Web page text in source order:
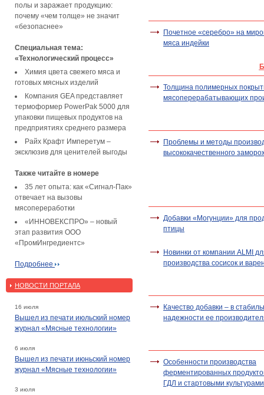
полы и заражает продукцию:
почему «чем толще» не значит
«безопаснее»
Специальная тема:
«Технологический процесс»
Химия цвета свежего мяса и
готовых мясных изделий
Компания GEA представляет
термоформер PowerPak 5000 для
упаковки пищевых продуктов на
предприятиях среднего размера
Райх Крафт Имперетум –
эксклюзив для ценителей выгоды
Также читайте в номере
35 лет опыта: как «Сигнал-Пак»
отвечает на вызовы
мясопереработки
«ИННОВЕКСПРО» – новый
этап развития ООО
«ПромИнгредиентс»
Подробнее
НОВОСТИ ПОРТАЛА
16 июля
Вышел из печати июльский номер
журнал «Мясные технологии»
6 июля
Вышел из печати июньский номер
журнал «Мясные технологии»
3 июля
Почетное «серебро» на
мяса индейки
Толщина полимерных
мясоперерабатывающих
Проблемы и методы
высококачественного
Добавки «Могунции» для
птицы
Новинки от компании ALMI
производства сосисок и
Качество добавки – в
надежности ее
Особенности производства
ферментированных
ГДЛ и стартовыми культурами